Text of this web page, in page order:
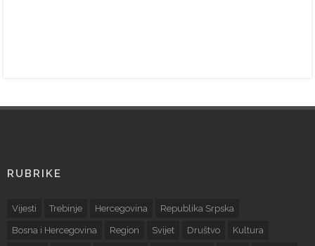
RUBRIKE
Vijesti Trebinje Hercegovina Republika Srpska
Bosna i Hercegovina Region Svijet Društvo Kultura